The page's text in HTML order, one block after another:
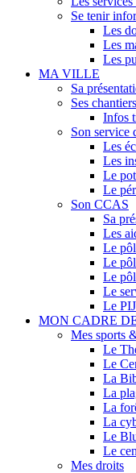
Se tenir
Les
Les
Les
MA VILLE
Sa
Ses
Infos
Son service
Les
Les
Le
Le
Son CCAS
Sa
Les
Le
Le
Le
Le
Le
MON CADRE
Mes sports
Le
Le
La
La
La
La
Le
Le
Mes droits